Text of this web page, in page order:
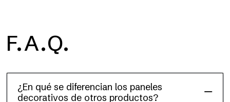
F.A.Q.
¿En qué se diferencian los paneles
decorativos de otros productos?